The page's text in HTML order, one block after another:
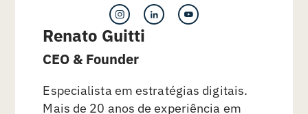
Renato Guitti
CEO & Founder
Especialista em estratégias digitais.
Mais de 20 anos de experiência em